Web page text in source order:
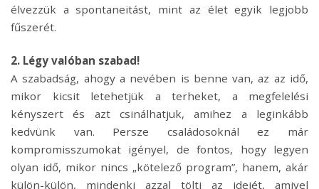
élvezzük a spontaneitást, mint az élet egyik legjobb
fűszerét.
2. Légy valóban szabad!
A szabadság, ahogy a nevében is benne van, az az idő,
mikor kicsit letehetjük a terheket, a megfelelési
kényszert és azt csinálhatjuk, amihez a leginkább
kedvünk van. Persze családosoknál ez már
kompromisszumokat igényel, de fontos, hogy legyen
olyan idő, mikor nincs „kötelező program”, hanem, akár
külön-külön, mindenki azzal tölti az idejét, amivel